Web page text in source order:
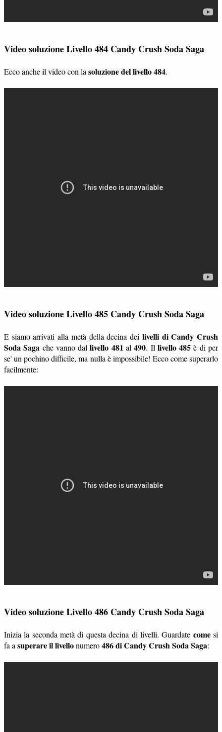
Video soluzione Livello 484 Candy Crush Soda Saga
Ecco anche il video con la soluzione del livello 484.
Video soluzione Livello 485 Candy Crush Soda Saga
E siamo arrivati alla metà della decina dei livelli di Candy Crush
Soda Saga che vanno dallivello 481 al490. Il livello 485 è di per
se' un pochino difficile, ma nulla è impossibile! Ecco come superarlo
facilmente:
Video soluzione Livello 486 Candy Crush Soda Saga
Inizia la seconda metà di questa decina di livelli. Guardate comesi
fa a superare il livellonumero486 di Candy Crush Soda Saga: